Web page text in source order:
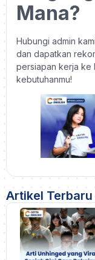
Mana?
Hubungi admin
dan dapatkan
persiapan kerja ke
kebutuhanmu!
Artikel Terbaru